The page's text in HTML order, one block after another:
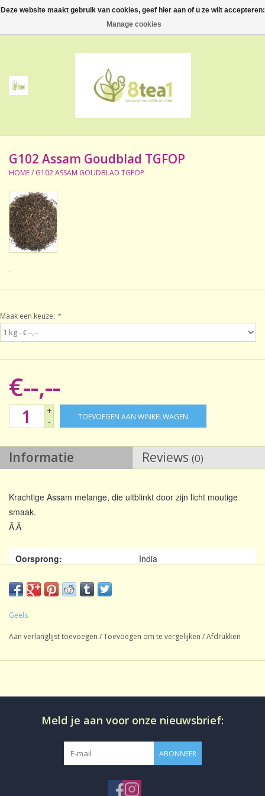
0 Artikelen - €--,--
Thee
Accessoires
NIEUW! Verpakte thee
BeppeDeli en 8tea1
Contact
Sale!
Laatste kans!
G102 Assam Goudblad TGFOP
HOME/ G102 ASSAM GOUDBLAD TGFOP
Maak een keuze: *
€--,--
+
-
TOEVOEGEN AAN WINKELWAGEN
Informatie Reviews (0)
Krachtige Assam melange, die uitblinkt door zijn licht moutige
smaak.
Ã‚Â
Oorsprong:
India
Soort thee:
Blattgrad:
Smaak:
Natuurlijk
Gezoet:
Geen
Productie:
conventioneel
Bereiding:
Losse thee in aromadichte
Geels
Aan verlanglijst toevoegen /Toevoegen om te vergelijken /Afdrukken
Meld je aan voor onze nieuwsbrief:
ABONNEER
Deze website maakt gebruik van cookies, geef hier aan of u ze wilt accepteren:
Manage cookies